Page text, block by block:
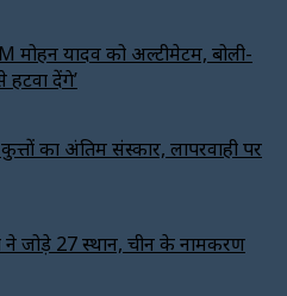
मोहन यादव को अल्टीमेटम, बोली-
हटवा देंगे’
का अंतिम संस्कार, लापरवाही पर
जोड़े 27 स्थान, चीन के नामकरण